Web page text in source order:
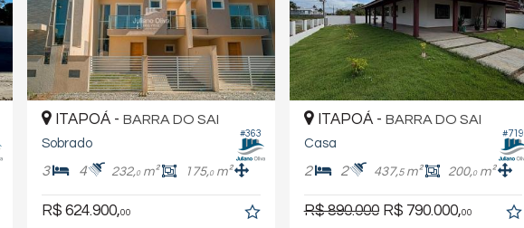
#363
ITAPOÁ - BARRA DO SAI
Sobrado
3 4 232,0m² 175,0m²
R$ 624.900,00
#719
ITAPOÁ - BARRA DO SAI
Casa
2 2 437,5m² 200,0m²
R$ 890.000 R$ 790.000,00